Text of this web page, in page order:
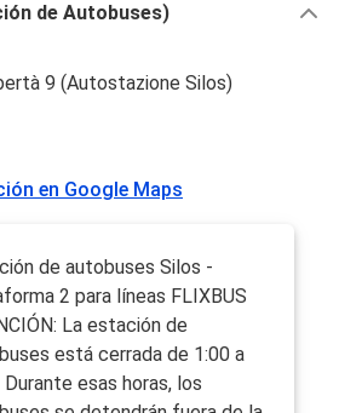
de Autobuses)
9 (Autostazione Silos)
en Google Maps
de autobuses Silos -
2 para líneas FLIXBUS
La estación de
está cerrada de 1:00 a
Durante esas horas, los